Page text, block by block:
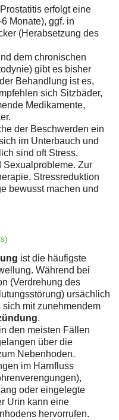
erfolgt eine
Monate), ggf. in
(Herabsetzung des
dem chronischen
gibt es bisher
Behandlung ist es,
sich Sitzbäder,
Medikamente,
der Beschwerden ein
im Unterbauch und
sind oft Stress,
Sexualprobleme. Zur
Stressreduktion
bewusst machen und
ist die häufigste
Während bei
(Verdrehung des
ursächlich
mit zunehmendem
.
den meisten Fällen
über die
Nebenhoden.
im Harnfluss
oder eingelegte
Urin kann eine
hervorrufen.